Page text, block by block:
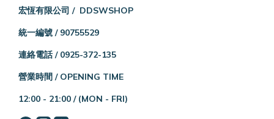
宏恆有限公司 / DDSWSHOP
統一編號 / 90755529
連絡電話 / 0925-372-135
營業時間 / OPENING TIME
12:00 - 21:00 / (MON - FRI)